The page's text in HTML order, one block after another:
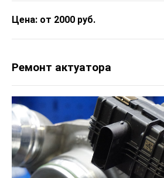
Цена: от 2000 руб.
Ремонт актуатора